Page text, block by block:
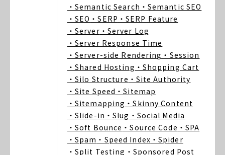
・Semantic Search ・Semantic SEO
・SEO ・SERP ・SERP Feature
・Server ・Server Log
・Server Response Time
・Server-side Rendering ・Session
・Shared Hosting ・Shopping Cart
・Silo Structure ・Site Authority
・Site Speed ・Sitemap
・Sitemapping ・Skinny Content
・Slide-in ・Slug ・Social Media
・Soft Bounce ・Source Code ・SPA
・Spam ・Speed Index ・Spider
・Split Testing ・Sponsored Post